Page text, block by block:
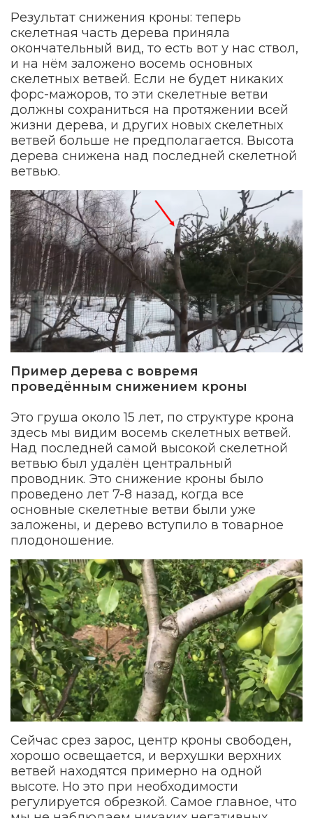
Результат снижения кроны: теперь
скелетная часть дерева приняла
окончательный вид, то есть вот у нас ствол,
и на нём заложено восемь основных
скелетных ветвей. Если не будет никаких
форс-мажоров, то эти скелетные ветви
должны сохраниться на протяжении всей
жизни дерева, и других новых скелетных
ветвей больше не предполагается. Высота
дерева снижена над последней скелетной
ветвью.
Пример дерева с вовремя
проведённым снижением кроны
Это груша около 15 лет, по структуре крона
здесь мы видим восемь скелетных ветвей.
Над последней самой высокой скелетной
ветвью был удалён центральный
проводник. Это снижение кроны было
проведено лет 7-8 назад, когда все
основные скелетные ветви были уже
заложены, и дерево вступило в товарное
плодоношение.
Сейчас срез зарос, центр кроны свободен,
хорошо освещается, и верхушки верхних
ветвей находятся примерно на одной
высоте. Но это при необходимости
регулируется обрезкой. Самое главное, что